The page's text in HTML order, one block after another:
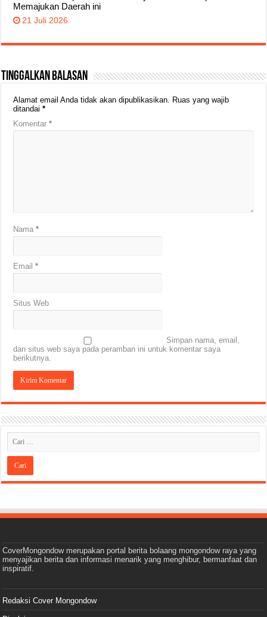
Memajukan Daerah ini
21 Juli 2026
Tinggalkan Balasan
Alamat email Anda tidak akan dipublikasikan. Ruas yang wajib
ditandai*
Komentar*
Nama*
Email*
Situs Web
Simpan nama, email,
dan situs web saya pada peramban ini untuk komentar saya
berikutnya.
CoverMongondow merupakan portal berita bolaang mongondow raya yang
menyajikan berita dan informasi menarik yang menghibur, bermanfaat dan
inspiratif.
Redaksi Cover Mongondow